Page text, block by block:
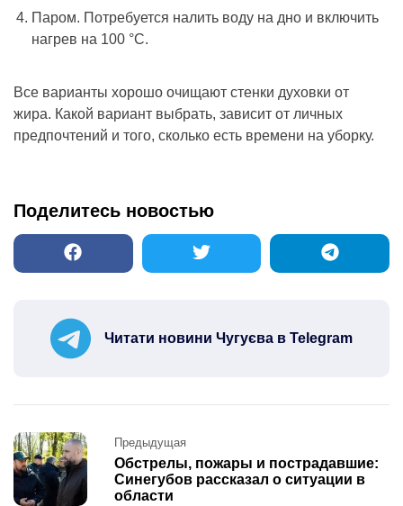
Паром. Потребуется налить воду на дно и включить
нагрев на 100 °C.
Все варианты хорошо очищают стенки духовки от
жира. Какой вариант выбрать, зависит от личных
предпочтений и того, сколько есть времени на уборку.
Поделитесь новостью
Читати новини Чугуєва в Telegram
Post
navigation
Предыдущая
Обстрелы, пожары и пострадавшие:
Синегубов рассказал о ситуации в
области